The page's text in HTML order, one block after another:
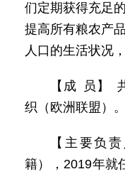
们定期获得充足
提高所有粮农产
人口的生活状况
【成 员】
织（欧洲联盟）。
【主要负
籍），2019年就